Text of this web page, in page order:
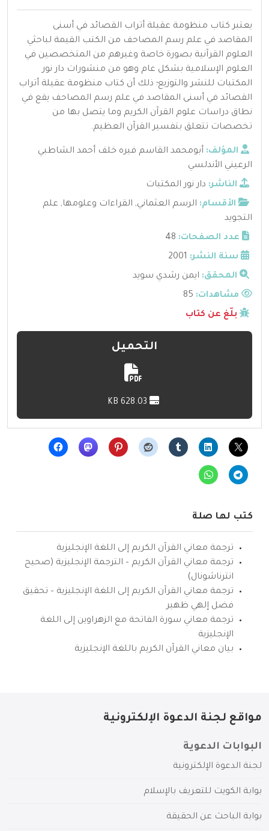
يعتبر كتاب منظومة عقيلة أتراب القصائد في أسنى
المقاصد في علم رسم المصاحف من الكتب القيمة لباحثي
العلوم القرآنية بصورة خاصة وغيرهم من المتخصصين في
العلوم الإسلامية بشكل عام وهو من منشورات دار نور
المكتبات للنشر والتوزيع؛ ذلك أن كتاب منظومة عقيلة أتراب
القصائد في أسنى المقاصد في علم رسم المصاحف يقع في
نطاق دراسات علوم القرآن الكريم وما يتصل بها من
تخصصات تتعلق بتفسير القرآن العظيم.
المؤلف: أبومحمد القاسم فيره خلف أحمد الشاطبي
الرعيني الأندلسي
الناشر: دار نور المكتبات
الأقسام: الرسم العثماني, القراءات وعلومها, علم
التجويد
عدد الصفحات: 48
سنة النشر: 2001
المحقق: ايمن رشدي سويد
مشاهدات:
بلّغ عن كتاب
التحميل
كتب لها صلة
ترجمة معاني القرآن الكريم إلى اللغة الإنجليزية
ترجمة معاني القرآن الكريم – الترجمة الإنجليزية (صحيح
انترناشونال)
ترجمة معاني القرآن الكريم إلى اللغة الإنجليزية – تحقيق
فضل إلهي ظهير
ترجمة معاني سورة الفاتحة مع الزهراوين إلى اللغة
الإنجليزية
بيان معاني القرآن الكريم باللغة الإنجليزية
مواقع لجنة الدعوة الإلكترونية
البوابات الدعوية
لجنة الدعوة الإلكترونية
بوابة الكويت للتعريف بالإسلام
بوابة الباحث عن الحقيقة